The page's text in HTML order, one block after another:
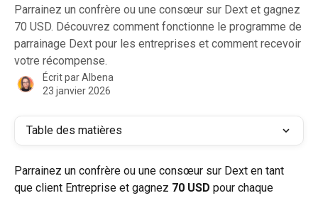
Parrainez un confrère ou une consœur sur Dext et gagnez
70 USD. Découvrez comment fonctionne le programme de
parrainage Dext pour les entreprises et comment recevoir
votre récompense.
Écrit parAlbena
23 janvier 2026
Table des matières
Parrainez un confrère ou une consœur sur Dext en tant
que client Entreprise et gagnez 70 USD pour chaque